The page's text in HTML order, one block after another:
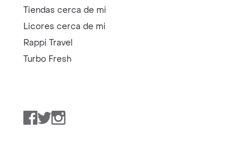
Tiendas cerca de mi
Licores cerca de mi
Rappi Travel
Turbo Fresh
Facebook
TwitterInstagram